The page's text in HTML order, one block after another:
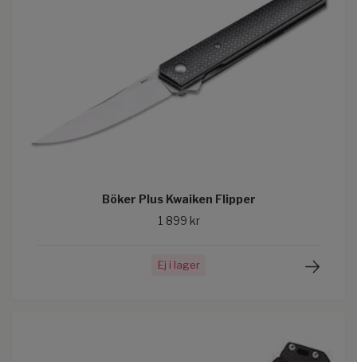
Böker Plus Kwaiken Flipper
1 899 kr
Ej i lager